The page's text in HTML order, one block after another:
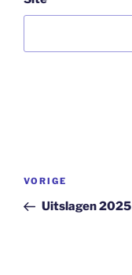
Bericht
Vorig
bericht
VORIGE
Uitslagen 2025